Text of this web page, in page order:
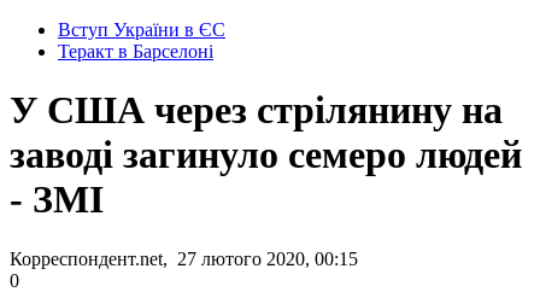
Вступ України в ЄС
Теракт в Барселоні
У США через стрілянину на
заводі загинуло семеро людей
- ЗМІ
Корреспондент.net, 27 лютого 2020, 00:15
0